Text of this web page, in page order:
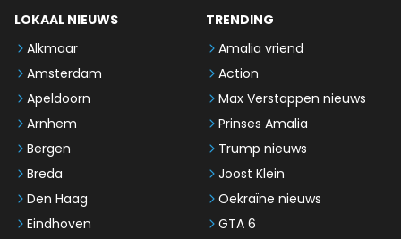
LOKAAL NIEUWS
Alkmaar
Amsterdam
Apeldoorn
Arnhem
Bergen
Breda
Den Haag
Eindhoven
TRENDING
Amalia vriend
Action
Max Verstappen nieuws
Prinses Amalia
Trump nieuws
Joost Klein
Oekraïne nieuws
GTA 6